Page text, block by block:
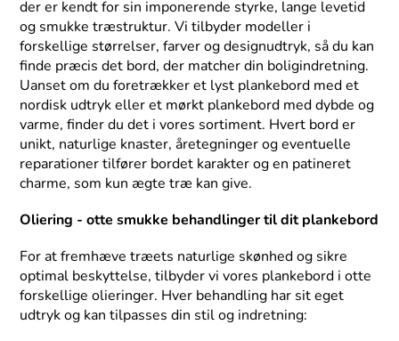
der er kendt for sin imponerende styrke, lange levetid
og smukke træstruktur. Vi tilbyder modeller i
forskellige størrelser, farver og designudtryk, så du kan
finde præcis det bord, der matcher din boligindretning.
Uanset om du foretrækker et lyst plankebord med et
nordisk udtryk eller et mørkt plankebord med dybde og
varme, finder du det i vores sortiment. Hvert bord er
unikt, naturlige knaster, åretegninger og eventuelle
reparationer tilfører bordet karakter og en patineret
charme, som kun ægte træ kan give.
Oliering - otte smukke behandlinger til dit plankebord
For at fremhæve træets naturlige skønhed og sikre
optimal beskyttelse, tilbyder vi vores plankebord i otte
forskellige olieringer. Hver behandling har sit eget
udtryk og kan tilpasses din stil og indretning: